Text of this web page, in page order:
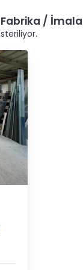
Fabrika /